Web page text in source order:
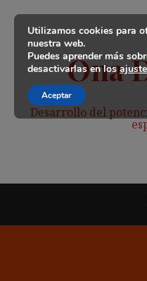
contenido
Ona
Desarrollo del
Utilizamos cookies para
nuestra web.
Puedes aprender más
desactivarlas en los
Aceptar